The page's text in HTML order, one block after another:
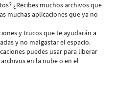
¿Recibes muchos archivos que
muchas aplicaciones que ya no
y trucos que te ayudarán a
y no malgastar el espacio.
puedes usar para liberar
en la nube o en el